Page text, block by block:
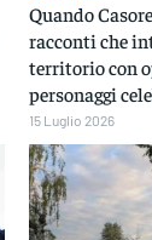
Quando
racconti che
territorio con
personaggi
15 Luglio 2026